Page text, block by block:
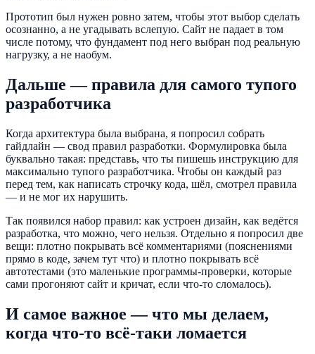
Прототип был нужен ровно затем, чтобы этот выбор сделать
осознанно, а не угадывать вслепую. Сайт не падает в том
числе потому, что фундамент под него выбран под реальную
нагрузку, а не наобум.
Дальше — правила для самого тупого
разработчика
Когда архитектура была выбрана, я попросил собрать
гайдлайн — свод правил разработки. Формулировка была
буквально такая: представь, что ты пишешь инструкцию для
максимально тупого разработчика. Чтобы он каждый раз
перед тем, как написать строчку кода, шёл, смотрел правила
— и не мог их нарушить.
Так появился набор правил: как устроен дизайн, как ведётся
разработка, что можно, чего нельзя. Отдельно я попросил две
вещи: плотно покрывать всё комментариями (пояснениями
прямо в коде, зачем тут что) и плотно покрывать всё
автотестами (это маленькие программы-проверки, которые
сами прогоняют сайт и кричат, если что-то сломалось).
И самое важное — что мы делаем,
когда что-то всё-таки ломается